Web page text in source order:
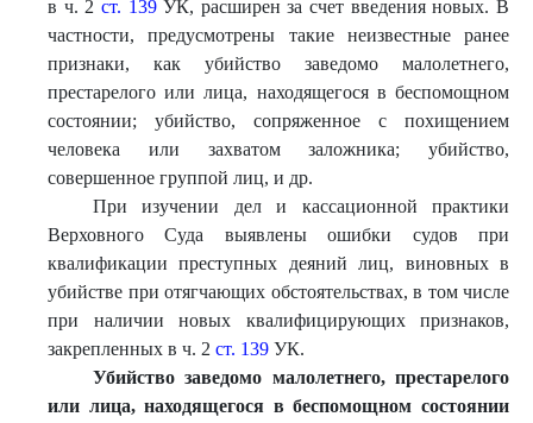
в ч. 2 ст. 139УК, расширен за счет введения новых. В
частности, предусмотрены такие неизвестные ранее
признаки, как убийство заведомо малолетнего,
престарелого или лица, находящегося в беспомощном
состоянии; убийство, сопряженное с похищением
человека или захватом заложника; убийство,
совершенное группой лиц, и др.
При изучении дел и кассационной практики
Верховного Суда выявлены ошибки судов при
квалификации преступных деяний лиц, виновных в
убийстве при отягчающих обстоятельствах, в том числе
при наличии новых квалифицирующих признаков,
закрепленных в ч. 2 ст. 139 УК.
Убийство заведомо малолетнего, престарелого
или лица, находящегося в беспомощном состоянии